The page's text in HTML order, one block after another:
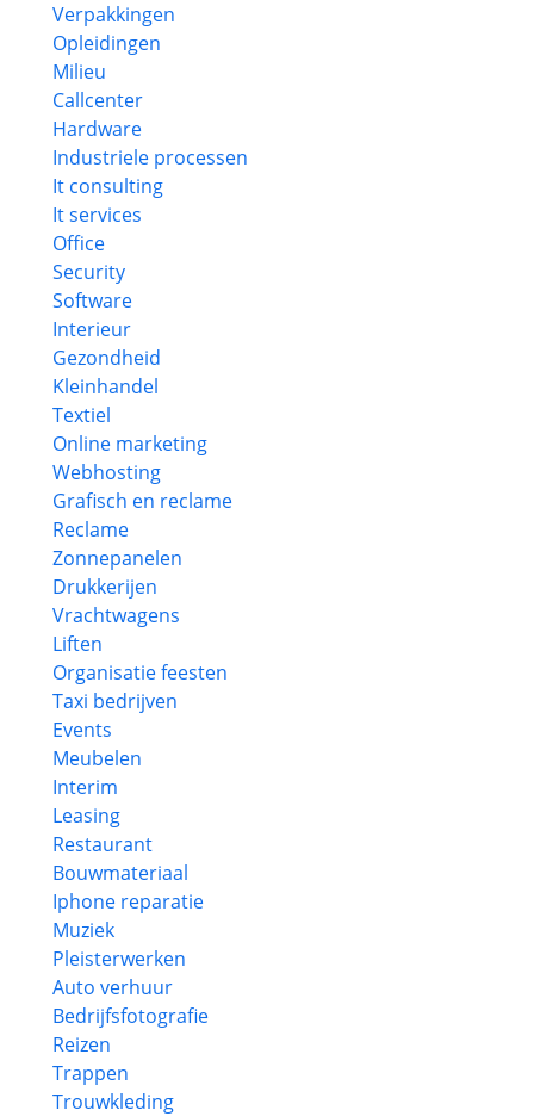
Verpakkingen
Opleidingen
Milieu
Callcenter
Hardware
Industriele processen
It consulting
It services
Office
Security
Software
Interieur
Gezondheid
Kleinhandel
Textiel
Online marketing
Webhosting
Grafisch en reclame
Reclame
Zonnepanelen
Drukkerijen
Vrachtwagens
Liften
Organisatie feesten
Taxi bedrijven
Events
Meubelen
Interim
Leasing
Restaurant
Bouwmateriaal
Iphone reparatie
Muziek
Pleisterwerken
Auto verhuur
Bedrijfsfotografie
Reizen
Trappen
Trouwkleding